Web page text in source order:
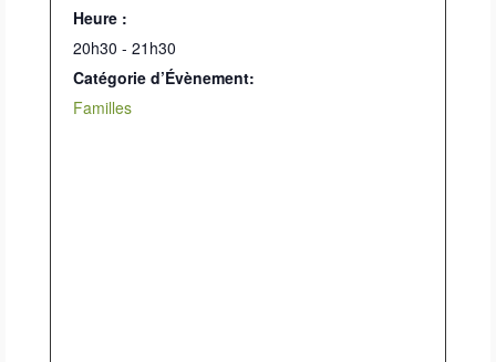
Heure :
20h30 - 21h30
Catégorie d’Évènement:
Familles